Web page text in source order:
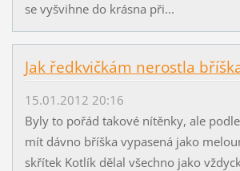
se vyšvihne do krásna při...
Jak ředkvičkám nerostla
15.01.2012 20:16
Byly to pořád takové nítěnky, ale
mít dávno bříška vypasená jako
skřítek Kotlík dělal všechno jako